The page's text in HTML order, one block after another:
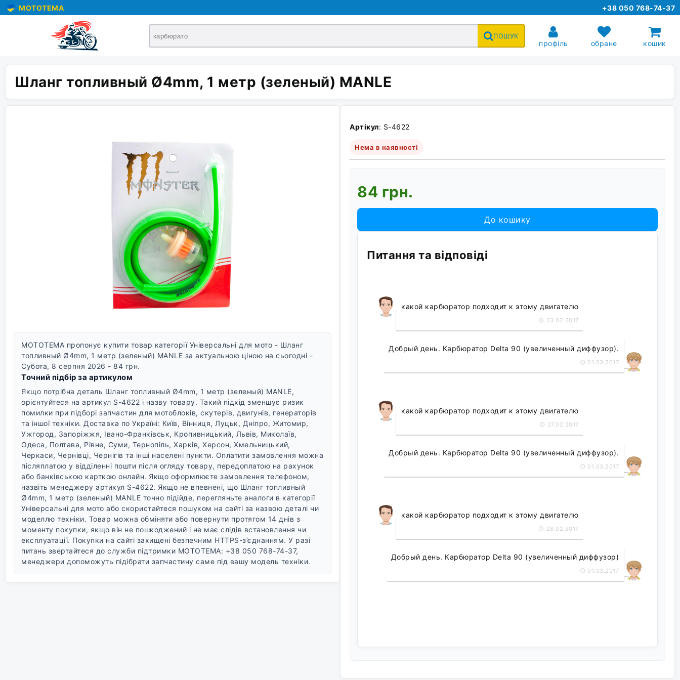
MOTOTEMA +38 050 768-74-37
ПОШУК
профіль обране кошик
Шланг топливный Ø4mm, 1 метр (зеленый) MANLE
MOTOTEMA пропонує купити товар категорії Універсальні для мото - Шланг
топливный Ø4mm, 1 метр (зеленый) MANLE за актуальною ціною на сьогодні -
Субота, 8 серпня 2026 - 84 грн.
Точний підбір за артикулом
Якщо потрібна деталь Шланг топливный Ø4mm, 1 метр (зеленый) MANLE,
орієнтуйтеся на артикул S-4622 і назву товару. Такий підхід зменшує ризик
помилки при підборі запчастин для мотоблоків, скутерів, двигунів, генераторів
та іншої техніки. Доставка по Україні: Київ, Вінниця, Луцьк, Дніпро, Житомир,
Ужгород, Запоріжжя, Івано-Франківськ, Кропивницький, Львів, Миколаїв,
Одеса, Полтава, Рівне, Суми, Тернопіль, Харків, Херсон, Хмельницький,
Черкаси, Чернівці, Чернігів та інші населені пункти. Оплатити замовлення можна
післяплатою у відділенні пошти після огляду товару, передоплатою на рахунок
або банківською карткою онлайн. Якщо оформлюєте замовлення телефоном,
назвіть менеджеру артикул S-4622. Якщо не впевнені, що Шланг топливный
Ø4mm, 1 метр (зеленый) MANLE точно підійде, перегляньте аналоги в категорії
Універсальні для мото або скористайтеся пошуком на сайті за назвою деталі чи
моделлю техніки. Товар можна обміняти або повернути протягом 14 днів з
моменту покупки, якщо він не пошкоджений і не має слідів встановлення чи
експлуатації. Покупки на сайті захищені безпечним HTTPS-з’єднанням. У разі
питань звертайтеся до служби підтримки MOTOTEMA: +38 050 768-74-37,
менеджери допоможуть підібрати запчастину саме під вашу модель техніки.
Артікул: S-4622
Нема в наявності
84 грн.
До кошику
Питання та відповіді
какой карбюратор подходит к этому двигателю
23.02.2017
Добрый день. Карбюратор Delta 90 (увеличенный диффузор).
01.03.2017
какой карбюратор подходит к этому двигателю
27.02.2017
Добрый день. Карбюратор Delta 90 (увеличенный диффузор).
01.03.2017
какой карбюратор подходит к этому двигателю
28.02.2017
Добрый день. Карбюратор Delta 90 (увеличенный диффузор)
01.03.2017